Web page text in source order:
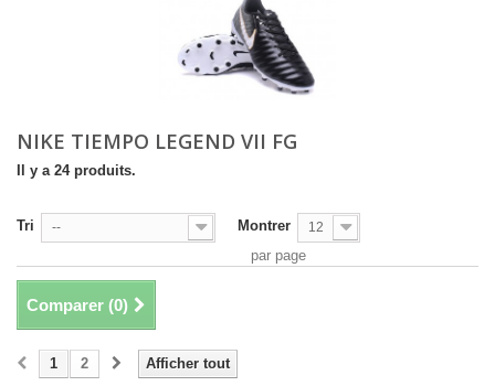
NIKE TIEMPO LEGEND VII FG
Il y a 24 produits.
Tri -- Montrer 12
par page
Comparer (0)
Afficher tout
1 2